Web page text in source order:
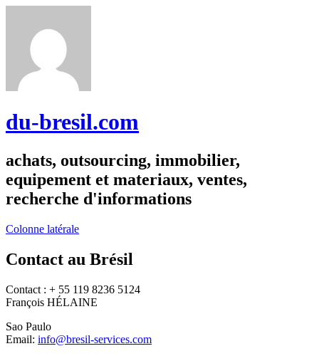
du-bresil.com
achats, outsourcing, immobilier,
equipement et materiaux, ventes,
recherche d'informations
Colonne latérale
Contact au Brésil
Contact : + 55 119 8236 5124
François HÉLAINE
Sao Paulo
Email: info@bresil-services.com